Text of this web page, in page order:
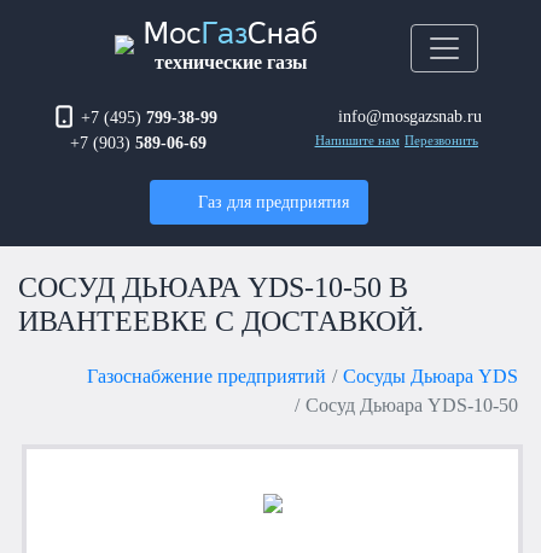
Мос ГазСнаб
технические газы
+7 (495) 799-38-99
+7 (903) 589-06-69
info@mosgazsnab.ru
Напишите нам Перезвонить
Газ для предприятия
СОСУД ДЬЮАРА YDS-10-50 В
ИВАНТЕЕВКЕ С ДОСТАВКОЙ.
Газоснабжение предприятий
Сосуды Дьюара YDS
Сосуд Дьюара YDS-10-50